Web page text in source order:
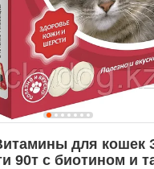
для кошек
90т с биотином и